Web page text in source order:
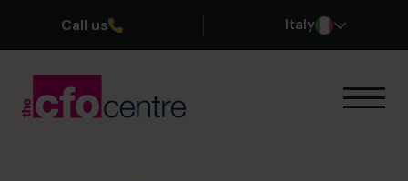
Call us Italy